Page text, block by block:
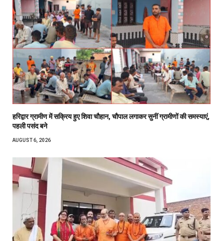
हरिद्वार ग्रामीण में सक्रिय हुए शिवा चौहान, चौपाल लगाकर सुनीं ग्रामीणों की समस्याएं,
पहली पसंद बने
AUGUST 6, 2026